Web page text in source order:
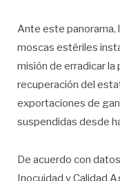
Ante este panorama,
moscas estériles
misión de erradicar la
recuperación del
exportaciones de
suspendidas desde
De acuerdo con
Inocuidad y Calidad